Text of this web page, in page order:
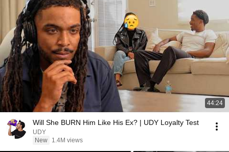
44:24
Will She BURN Him Like His Ex? | UDY Loyalty Test
UDY
New
1.4M views